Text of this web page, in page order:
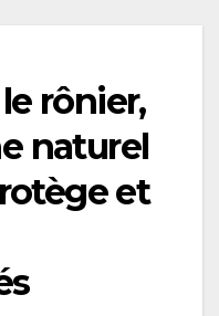
rônier,
naturel
et